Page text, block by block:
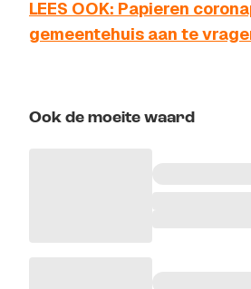
LEES OOK: Papieren
gemeentehuis aan te
Ook de moeite waard